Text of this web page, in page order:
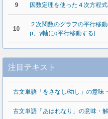
9 因数定理を使った４次方程
10
２次関数のグラフの平行移
p、y軸にq平行移動する]
注目テキスト
古文単語「をさなし/幼し」の意味
古文単語「あはれなり」の意味・